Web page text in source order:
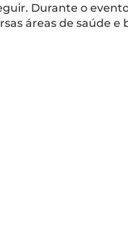
Durante o
áreas de saúde e